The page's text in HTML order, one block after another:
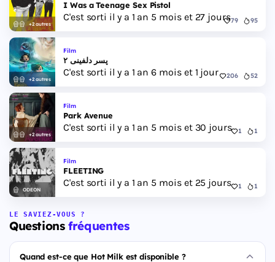
+2 autres
I Was a Teenage Sex Pistol
C'est sorti il y a 1 an 5 mois et 27 jours79 95
+2 autres
Film
پسر دلفینی ۲
C'est sorti il y a 1 an 6 mois et 1 jour 206 52
+2 autres
Film
Park Avenue
C'est sorti il y a 1 an 5 mois et 30 jours 1 1
ODEON
Film
FLEETING
C'est sorti il y a 1 an 5 mois et 25 jours 1 1
LE SAVIEZ-VOUS ?
Questionsfréquentes
Quand est-ce que Hot Milk est disponible ?